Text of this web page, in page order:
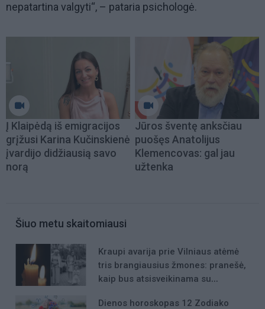
nepatartina valgyti“, – pataria psichologė.
Į Klaipėdą iš emigracijos
grįžusi Karina Kučinskienė
įvardijo didžiausią savo
norą
Jūros šventę anksčiau
puošęs Anatolijus
Klemencovas: gal jau
užtenka
Šiuo metu skaitomiausi
Kraupi avarija prie Vilniaus atėmė
tris brangiausius žmones: pranešė,
kaip bus atsisveikinama su
Dienos horoskopas 12 Zodiako